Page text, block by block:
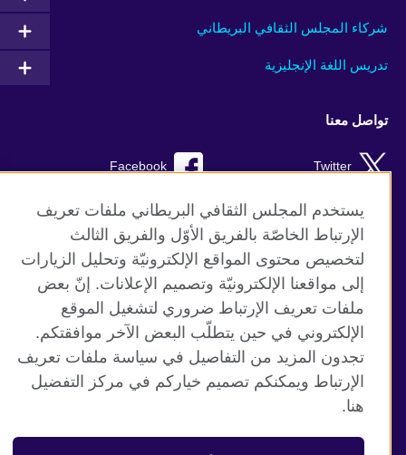
شركاء المجلس الثقافي البريطاني
تدريس اللغة الإنجليزية
تواصل معنا
Facebook Twitter
Instagram RSS
TikTok
موقع المجلس الثقافي البريطاني العالمي
الخصوصية وشروط الاستخدام
ملفات تعريف الإرتباط
خريطة الموقع
يستخدم المجلس الثقافي البريطاني ملفات تعريف
الإرتباط الخاصّة بالفريق الأوّل والفريق الثالث
لتخصيص محتوى المواقع الإلكترونيّة وتحليل الزيارات
إلى مواقعنا الإلكترونيّة وتصميم الإعلانات. إنّ بعض
ملفات تعريف الإرتباط ضروري لتشغيل الموقع
الإلكتروني في حين يتطلّب البعض الآخر موافقتكم.
تجدون المزيد من التفاصيل في سياسة ملفات تعريف
الإرتباط ويمكنكم تصميم خياركم في مركز التفضيل
هنا.